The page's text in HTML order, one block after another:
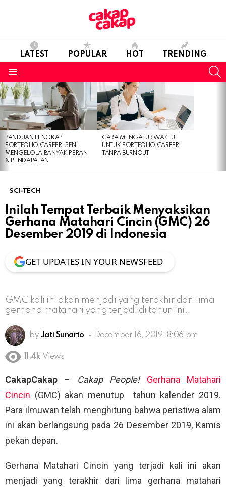
LATEST POPULAR HOT TRENDING
LATEST
STORIES
PANDUAN LENGKAP
PORTFOLIO CAREER: SENI
MENGELOLA BANYAK PERAN
& PENDAPATAN
CARA MENGATUR WAKTU
UNTUK PORTFOLIO CAREER
TANPA BURNOUT
SCI-TECH
Inilah Tempat Terbaik Menyaksikan
Gerhana Matahari Cincin (GMC) 26
Desember 2019 di Indonesia
GET UPDATES IN YOUR NEWSFEED
GMC kali ini akan menjadi yang terakhir dari lima
gerhana matahari yang terjadi di tahun ini..
by Jati Sunarto December 16, 2019, 8:06 pm
11.4k Views
CakapCakap – Cakap People!
Gerhana Matahari
Cincin (GMC) akan menutup
tahun kalender 2019.
Para ilmuwan telah menghitung bahwa peristiwa alam
ini akan berlangsung pada 26 Desember 2019, Kamis
pekan depan.
Gerhana Matahari Cincin yang terjadi kali ini akan
menjadi yang terakhir dari lima gerhana matahari